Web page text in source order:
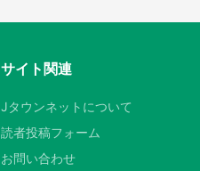
サイト関連
Jタウンネットについて
読者投稿フォーム
お問い合わせ